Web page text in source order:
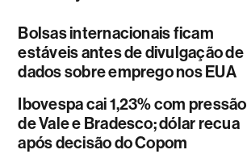
Bolsas internacionais ficam
estáveis antes de divulgação de
dados sobre emprego nos EUA
Ibovespa cai 1,23% com pressão
de Vale e Bradesco; dólar recua
após decisão do Copom